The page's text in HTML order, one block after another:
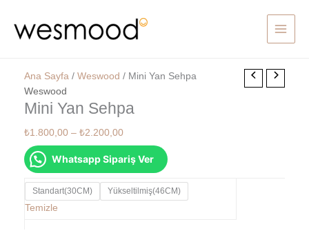
atla
Ana Sayfa / Weswood / Mini Yan Sehpa
Weswood
Mini Yan Sehpa
₺1.800,00 – ₺2.200,00
Fiyat
₺1.800,00
₺2.200,00
Whatsapp Sipariş Ver
Standart(30CM) Yükseltilmiş(46CM)
Temizle
Mini
Yan
Sehpa